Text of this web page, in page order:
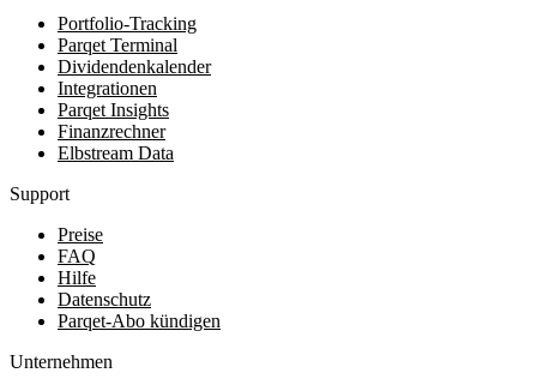
Portfolio-Tracking
Parqet Terminal
Dividendenkalender
Integrationen
Parqet Insights
Finanzrechner
Elbstream Data
Support
Preise
FAQ
Hilfe
Datenschutz
Parqet-Abo kündigen
Unternehmen